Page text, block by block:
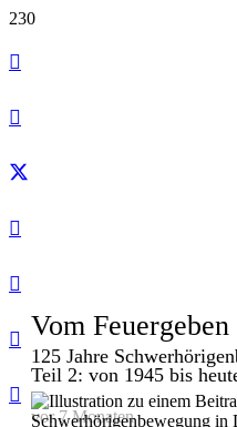
Vom Feuergeben
125 Jahre
Teil 2: von 1945 bis
vor 7 Monaten